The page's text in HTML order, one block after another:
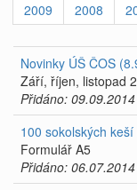
2009
2008
Novinky ÚŠ ČOS
Září, říjen, listopad
Přidáno:
100 sokolských
Formulář A5
Přidáno: